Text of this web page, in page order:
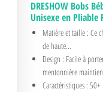
DRESHOW Bobs
Unisexe en Pliable
Matière et taille : Ce
de haute...
Design : Facile à
mentonnière
Caractéristiques :